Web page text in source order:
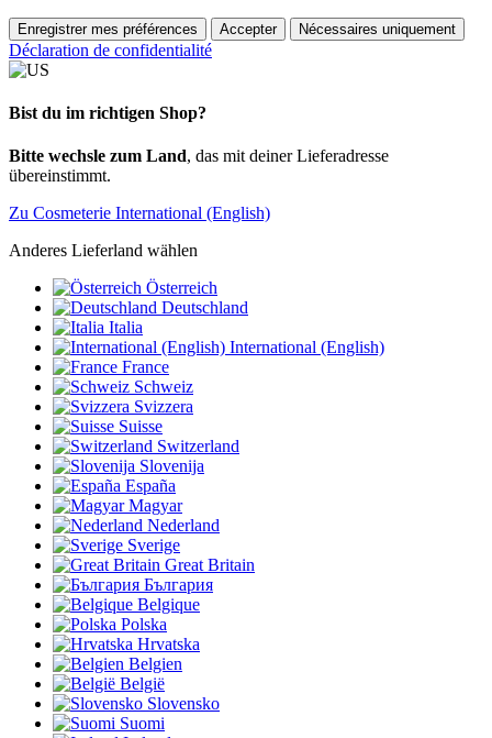
Enregistrer mes préférences Accepter Nécessaires uniquement
Déclaration de confidentialité
Bist du im richtigen Shop?
Bitte wechsle zum Land, das mit deiner Lieferadresse
übereinstimmt.
Zu Cosmeterie International (English)
Anderes Lieferland wählen
Österreich
Deutschland
Italia
International (English)
France
Schweiz
Svizzera
Suisse
Switzerland
Slovenija
España
Magyar
Nederland
Sverige
Great Britain
България
Belgique
Polska
Hrvatska
Belgien
België
Slovensko
Suomi